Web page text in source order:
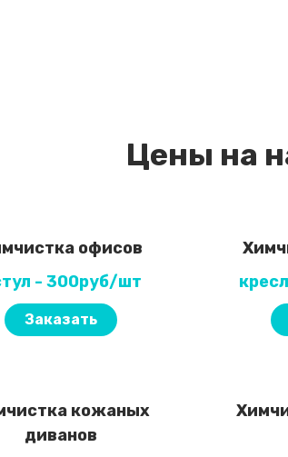
Цены на
офисов
- 300руб/шт
Заказать
кожаных
диванов